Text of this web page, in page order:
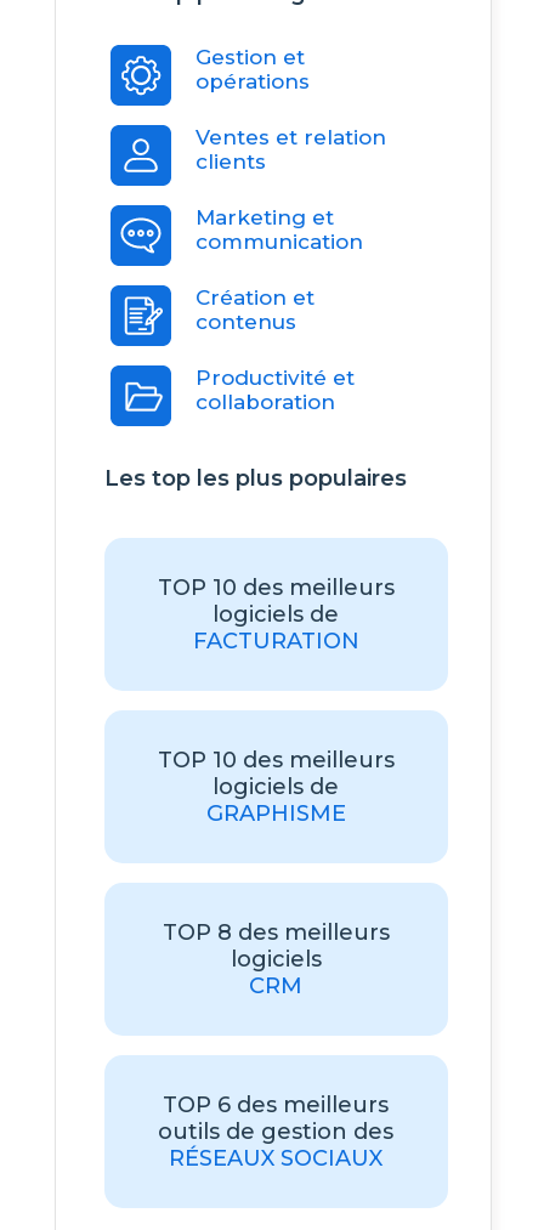
Gestion et
opérations
Ventes et relation
clients
Marketing et
communication
Création et
contenus
Productivité et
collaboration
Les top les plus populaires
TOP 10 des meilleurs
logiciels de
FACTURATION
TOP 10 des meilleurs
logiciels de
GRAPHISME
TOP 8 des meilleurs
logiciels
CRM
TOP 6 des meilleurs
outils de gestion des
RÉSEAUX SOCIAUX